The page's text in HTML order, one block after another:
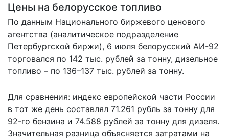
Цены на белорусское топливо
По данным Национального биржевого ценового
агентства (аналитическое подразделение
Петербургской биржи), 6 июля белорусский АИ-92
торговался по 142 тыс. рублей за тонну, дизельное
топливо – по 136–137 тыс. рублей за тонну.
Для сравнения: индекс европейской части России
в тот же день составлял 71.261 рубль за тонну для
92-го бензина и 74.588 рублей за тонну для дизеля.
Значительная разница объясняется затратами на